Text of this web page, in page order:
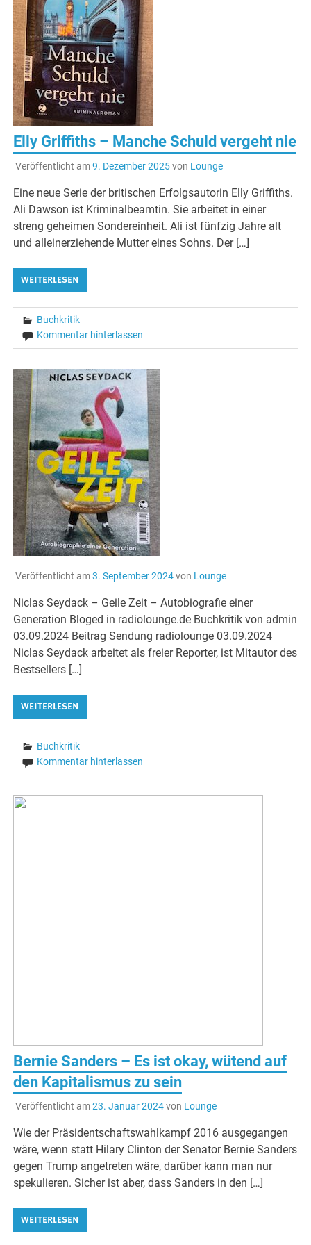
Elly Griffiths – Manche Schuld vergeht nie
Veröffentlicht am9. Dezember 2025von Lounge
Eine neue Serie der britischen Erfolgsautorin Elly Griffiths.
Ali Dawson ist Kriminalbeamtin. Sie arbeitet in einer
streng geheimen Sondereinheit. Ali ist fünfzig Jahre alt
und alleinerziehende Mutter eines Sohns. Der […]
WEITERLESEN
Buchkritik
Kommentar hinterlassen
Veröffentlicht am3. September 2024von Lounge
Niclas Seydack – Geile Zeit – Autobiografie einer
Generation Bloged in radiolounge.de Buchkritik von admin
03.09.2024 Beitrag Sendung radiolounge 03.09.2024
Niclas Seydack arbeitet als freier Reporter, ist Mitautor des
Bestsellers […]
WEITERLESEN
Buchkritik
Kommentar hinterlassen
Bernie Sanders – Es ist okay, wütend auf
den Kapitalismus zu sein
Veröffentlicht am23. Januar 2024von Lounge
Wie der Präsidentschaftswahlkampf 2016 ausgegangen
wäre, wenn statt Hilary Clinton der Senator Bernie Sanders
gegen Trump angetreten wäre, darüber kann man nur
spekulieren. Sicher ist aber, dass Sanders in den […]
WEITERLESEN